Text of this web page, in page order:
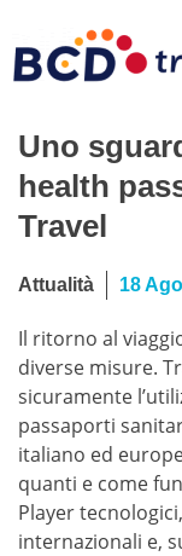
contenuto
Uno
health
Travel
Attualità 18
Il ritorno al
diverse misure.
sicuramente
passaporti
italiano ed
quanti e come
Player
internazionali e,